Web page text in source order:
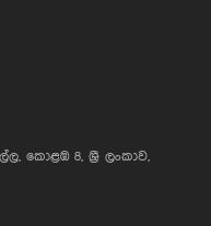
කොළඹ 8, ශ්‍රී ලංකාව,
Your AI